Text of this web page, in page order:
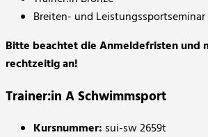
Breiten- und Leistungssportseminar
Bitte beachtet die Anmeldefristen und
rechtzeitig an!
Trainer:in A Schwimmsport
Kursnummer: sui-sw 2659t